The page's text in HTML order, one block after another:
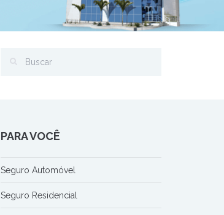
PARA VOCÊ
Seguro Automóvel
Seguro Residencial